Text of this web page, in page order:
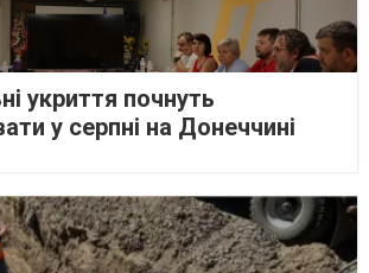
укриття почнуть
у серпні на Донеччині